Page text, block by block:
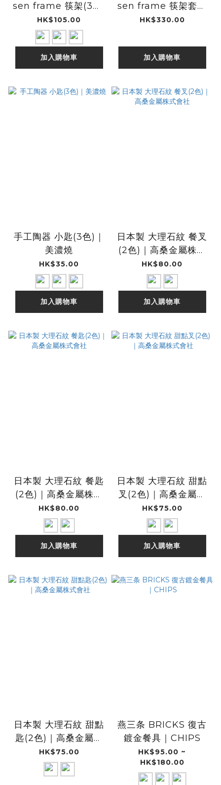
sen frame 筷架(3款)
｜京千
HK$105.00
加入購物車
sen frame 筷架套裝
｜京千
HK$330.00
加入購物車
手工陶器 小匙(3色)｜
美濃燒
HK$35.00
加入購物車
日本製 大理石紋 餐叉
(2色)｜高桑金屬株式
會社
HK$80.00
加入購物車
日本製 大理石紋 餐匙
(2色)｜高桑金屬株式
會社
HK$80.00
加入購物車
日本製 大理石紋 甜點
叉(2色)｜高桑金屬株
式會社
HK$75.00
加入購物車
日本製 大理石紋 甜點
匙(2色)｜高桑金屬株
式會社
HK$75.00
燕三条 BRICKS 復古
鍍金餐具｜CHIPS
HK$95.00 ~
HK$180.00